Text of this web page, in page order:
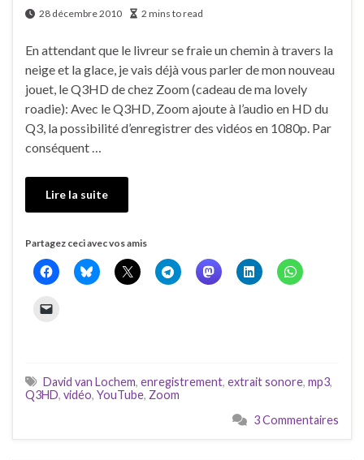
28 décembre 2010
2 mins to read
En attendant que le livreur se fraie un chemin à travers la
neige et la glace, je vais déjà vous parler de mon nouveau
jouet, le Q3HD de chez Zoom (cadeau de ma lovely
roadie): Avec le Q3HD, Zoom ajoute à l’audio en HD du
Q3, la possibilité d’enregistrer des vidéos en 1080p. Par
conséquent …
Lire la suite
Partagez ceci avec vos amis
David van Lochem, enregistrement, extrait sonore, mp3,
Q3HD, vidéo, YouTube, Zoom
3 Commentaires